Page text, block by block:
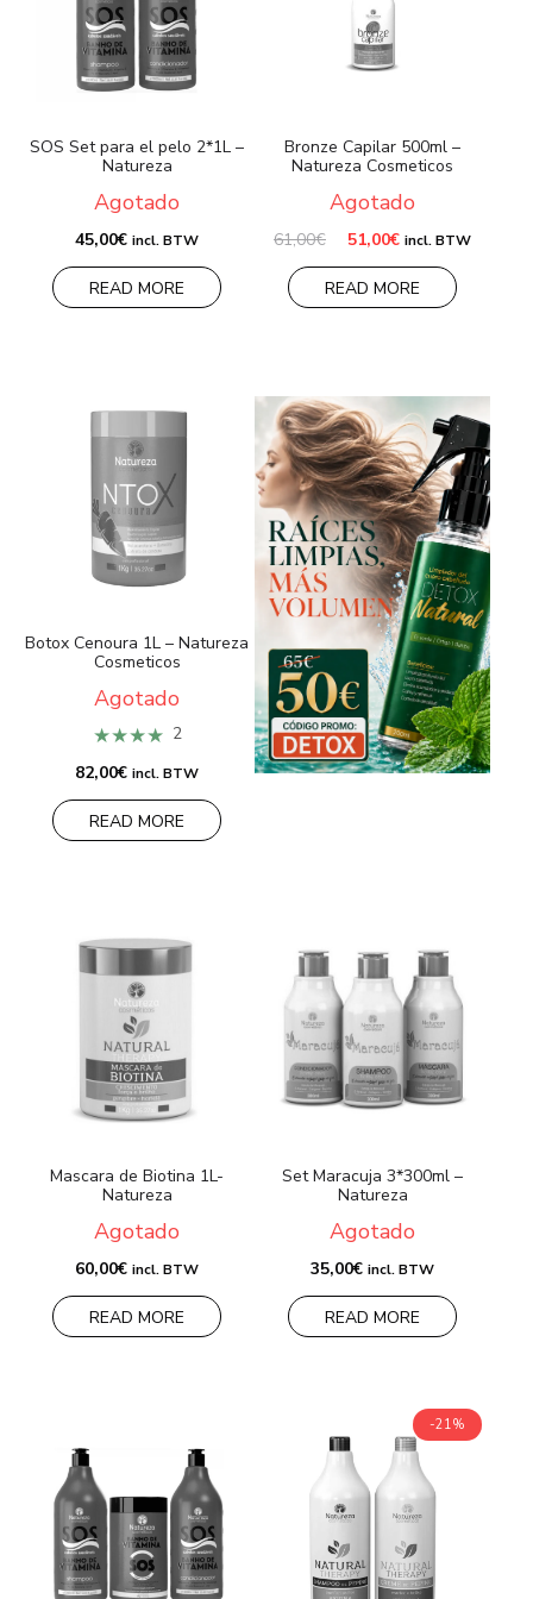
MARCAS
Preguntas frecuentes
Reseñas
SOS Set para el pelo 2*1L –
Natureza
Agotado
45,00€ incl. BTW
READ MORE
Bronze Capilar 500ml –
Natureza Cosmeticos
Agotado
61,00€ El
original
era:
61,00€.
51,00€El
actual
es:
51,00€.
incl. BTW
READ MORE
Botox Cenoura 1L – Natureza
Cosmeticos
Agotado
★★★★ 2
82,00€ incl. BTW
READ MORE
Mascara de Biotina 1L-
Natureza
Agotado
60,00€ incl. BTW
READ MORE
Set Maracuja 3*300ml –
Natureza
Agotado
35,00€ incl. BTW
READ MORE
-21%